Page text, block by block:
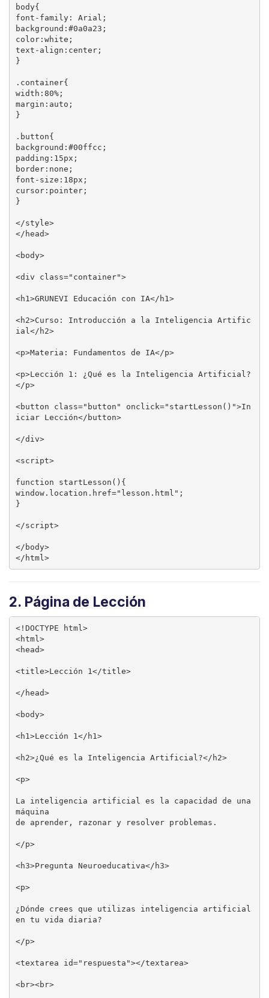
body{
font-family: Arial;
background:#0a0a23;
color:white;
text-align:center;
}
.container{
width:80%;
margin:auto;
}
.button{
background:#00ffcc;
padding:15px;
border:none;
font-size:18px;
cursor:pointer;
}
</style>
</head>
<body>
<div class="container">
<h1>GRUNEVI Educación con IA</h1>
<h2>Curso: Introducción a la Inteligencia Artific
ial</h2>
<p>Materia: Fundamentos de IA</p>
<p>Lección 1: ¿Qué es la Inteligencia Artificial?
</p>
<button class="button" onclick="startLesson()">In
iciar Lección</button>
</div>
<script>
function startLesson(){
window.location.href="lesson.html";
}
</script>
</body>
</html>
2. Página de Lección
<!DOCTYPE html>
<html>
<head>
<title>Lección 1</title>
</head>
<body>
<h1>Lección 1</h1>
<h2>¿Qué es la Inteligencia Artificial?</h2>
<p>
La inteligencia artificial es la capacidad de una
máquina
de aprender, razonar y resolver problemas.
</p>
<h3>Pregunta Neuroeducativa</h3>
<p>
¿Dónde crees que utilizas inteligencia artificial
en tu vida diaria?
</p>
<textarea id="respuesta"></textarea>
<br><br>